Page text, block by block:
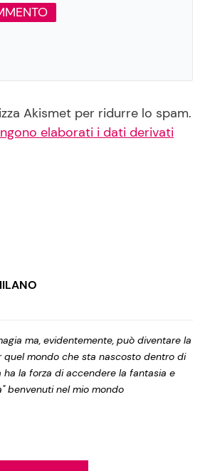
Akismet per ridurre lo spam.
elaborati i dati derivati
ma, evidentemente, può diventare la
quel mondo che sta nascosto dentro di
ha la forza di accendere la fantasia e
benvenuti nel mio mondo